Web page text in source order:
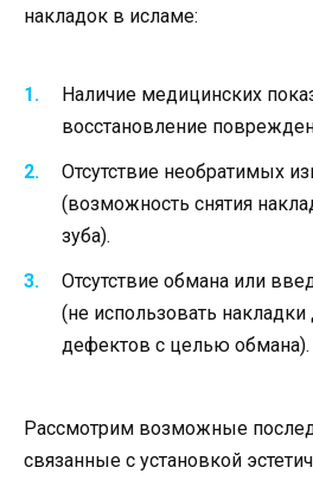
накладок в исламе:
Наличие медицинских
восстановление
Отсутствие необратимых
(возможность снятия
зуба).
Отсутствие обмана или
(не использовать
дефектов с целью обмана).
Рассмотрим возможные
связанные с установкой